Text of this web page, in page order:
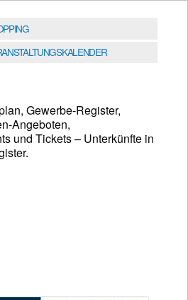
Gewerbe-Register,
Angeboten,
und Tickets – Unterkünfte in